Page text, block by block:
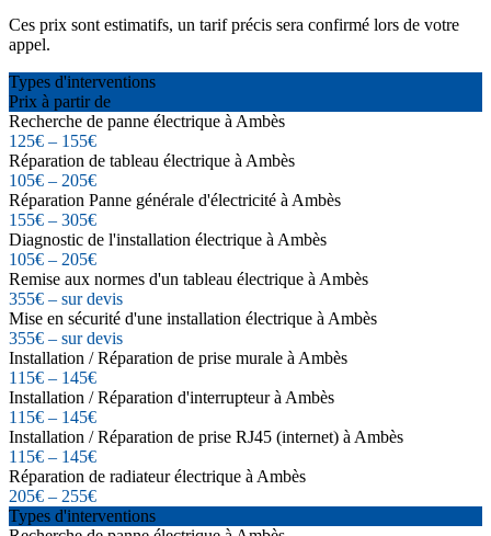
Ces prix sont estimatifs, un tarif précis sera confirmé lors de votre
appel.
Types d'interventions
Prix à partir de
Recherche de panne électrique à Ambès
125€ – 155€
Réparation de tableau électrique à Ambès
105€ – 205€
Réparation Panne générale d'électricité à Ambès
155€ – 305€
Diagnostic de l'installation électrique à Ambès
105€ – 205€
Remise aux normes d'un tableau électrique à Ambès
355€ – sur devis
Mise en sécurité d'une installation électrique à Ambès
355€ – sur devis
Installation / Réparation de prise murale à Ambès
115€ – 145€
Installation / Réparation d'interrupteur à Ambès
115€ – 145€
Installation / Réparation de prise RJ45 (internet) à Ambès
115€ – 145€
Réparation de radiateur électrique à Ambès
205€ – 255€
Types d'interventions